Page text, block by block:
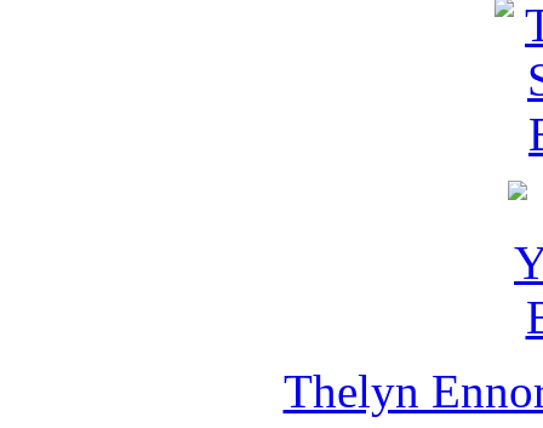
Thelyn